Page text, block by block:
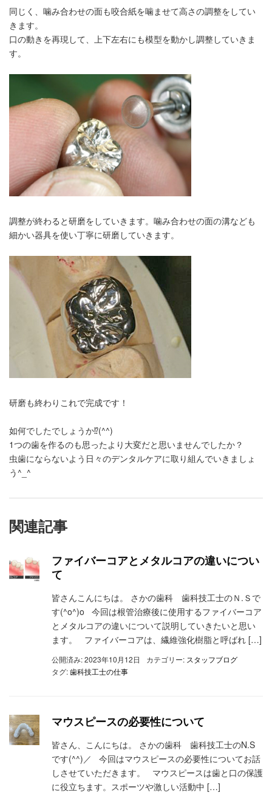
同じく、噛み合わせの面も咬合紙を噛ませて高さの調整をしてい
きます。
口の動きを再現して、上下左右にも模型を動かし調整していきま
す。
調整が終わると研磨をしていきます。噛み合わせの面の溝なども
細かい器具を使い丁寧に研磨していきます。
研磨も終わりこれで完成です！
如何でしたでしょうか⁉︎(^^)
1つの歯を作るのも思ったより大変だと思いませんでしたか？
虫歯にならないよう日々のデンタルケアに取り組んでいきましょ
う^_^
関連記事
ファイバーコアとメタルコアの違いについ
て
皆さんこんにちは。 さかの歯科 歯科技工士のＮ.Ｓで
す(^o^)o 今回は根管治療後に使用するファイバーコア
とメタルコアの違いについて説明していきたいと思い
ます。 ファイバーコアは、繊維強化樹脂と呼ばれ […]
公開済み: 2023年10月12日 カテゴリー: スタッフブログ
タグ:歯科技工士の仕事
マウスピースの必要性について
皆さん、こんにちは。 さかの歯科 歯科技工士のN.S
です(^^)／ 今回はマウスピースの必要性についてお話
しさせていただきます。 マウスピースは歯と口の保護
に役立ちます。スポーツや激しい活動中 […]